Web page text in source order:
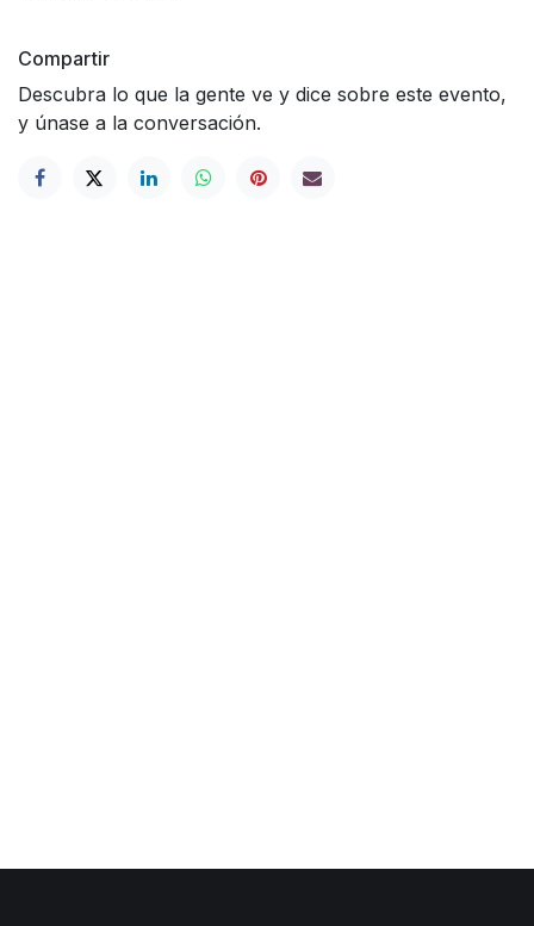
Compartir
Descubra lo que la gente ve y dice sobre este evento,
y únase a la conversación.